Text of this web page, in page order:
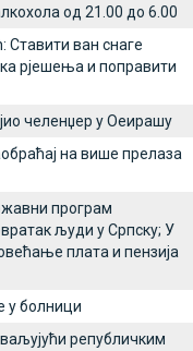
од 21.00 до 6.00
Ставити ван снаге
рјешења и поправити
челенџер у Оеирашу
на више прелаза
програм
људи у Српску; У
плата и пензија
у болници
републичким